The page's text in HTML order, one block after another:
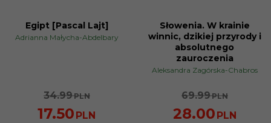
Egipt [Pascal Lajt]
Adrianna Małycha-Abdelbary
34.99PLN
17.50 PLN
PROMOCJA
Słowenia. W krainie
winnic, dzikiej przyrody i
absolutnego
zauroczenia
Aleksandra Zagórska-Chabros
69.99PLN
28.00 PLN